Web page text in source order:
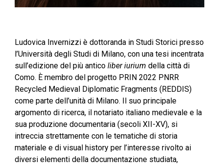
Ludovica Invernizzi è dottoranda in Studi Storici presso
l’Università degli Studi di Milano, con una tesi incentrata
sull’edizione del più antico liber iurium della città di
Como. È membro del progetto PRIN 2022 PNRR
Recycled Medieval Diplomatic Fragments (REDDIS)
come parte dell’unità di Milano. Il suo principale
argomento di ricerca, il notariato italiano medievale e la
sua produzione documentaria (secoli XII-XV), si
intreccia strettamente con le tematiche di storia
materiale e di visual history per l’interesse rivolto ai
diversi elementi della documentazione studiata,